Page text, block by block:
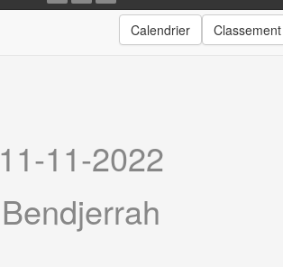
Calendrier Classement
11-11-2022
Bendjerrah